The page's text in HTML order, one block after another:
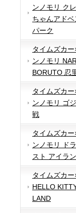
ンノモリ ク
ちゃんアド
パーク
タイムズカ
ンノモリ
BORUTO 忍
タイムズカ
ンノモリ ゴ
戦
タイムズカ
ンノモリ ド
スト アイラ
タイムズカー
HELLO
LAND